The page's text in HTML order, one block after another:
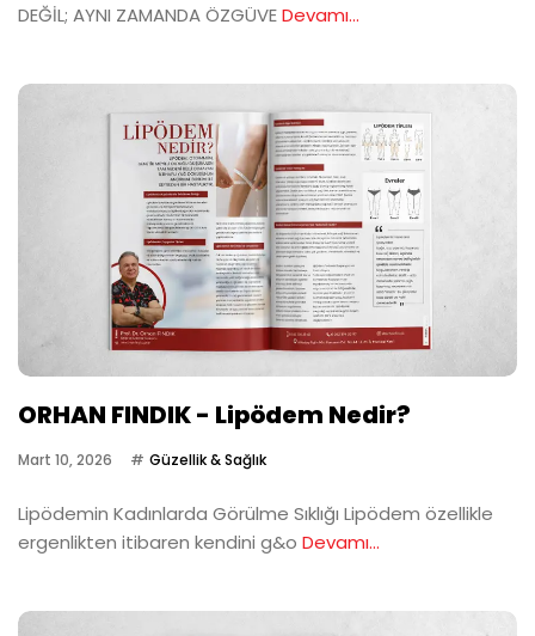
DEĞİL; AYNI ZAMANDA ÖZGÜVEDevamı...
ORHAN FINDIK - Lipödem Nedir?
Mart 10, 2026 Güzellik & Sağlık
Lipödemin Kadınlarda Görülme Sıklığı Lipödem özellikle
ergenlikten itibaren kendini g&o Devamı...